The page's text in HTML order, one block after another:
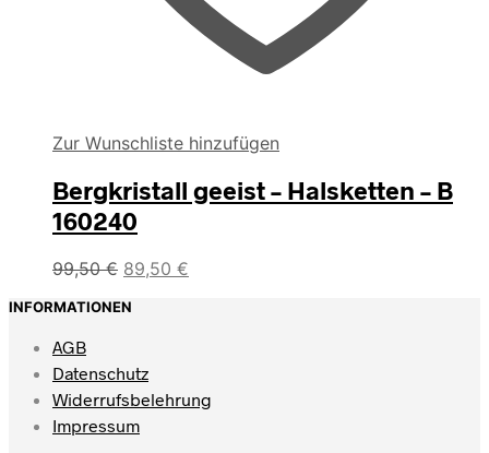
Zur Wunschliste hinzufügen
Bergkristall geeist – Halsketten – B
160240
99,50€ Ursprünglicher
war:
89,50 €
INFORMATIONEN
AGB
Datenschutz
Widerrufsbelehrung
Impressum